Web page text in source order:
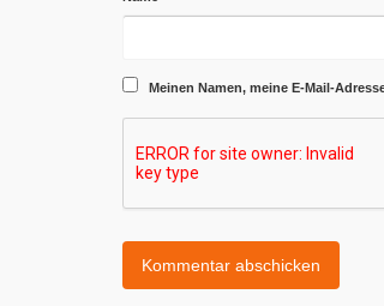
Meinen Namen, meine E-Mail-